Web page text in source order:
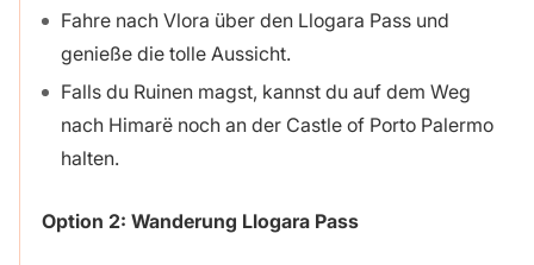
Fahre nach Vlora über den Llogara Pass und
genieße die tolle Aussicht.
Falls du Ruinen magst, kannst du auf dem Weg
nach Himarë noch an der Castle of Porto Palermo
halten.
Option 2: Wanderung Llogara Pass